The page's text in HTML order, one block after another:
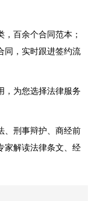
百余个合同范本；
同，实时跟进签约流
，为您选择法律服务
、刑事辩护、商经前
家解读法律条文、经